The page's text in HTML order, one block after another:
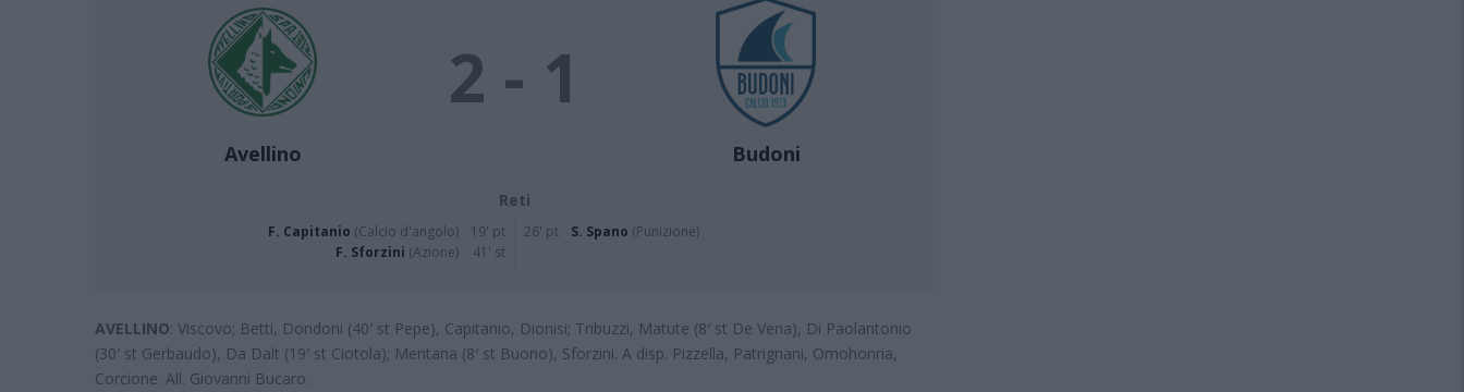
Avellino
2 - 1
Budoni
Reti
F. Capitanio (Calcio d'angolo)
19' pt
F. Sforzini (Azione) 41' st
26' pt S. Spano (Punizione)
AVELLINO: Viscovo; Betti, Dondoni (40′ st Pepe), Capitanio, Dionisi; Tribuzzi, Matute (8′ st De Vena), Di Paolantonio
(30′ st Gerbaudo), Da Dalt (19′ st Ciotola); Mentana (8′ st Buono), Sforzini. A disp. Pizzella, Patrignani, Omohonria,
Corcione. All. Giovanni Bucaro.